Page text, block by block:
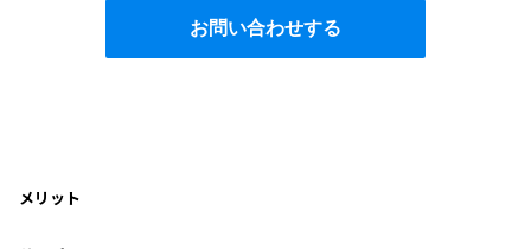
メリット